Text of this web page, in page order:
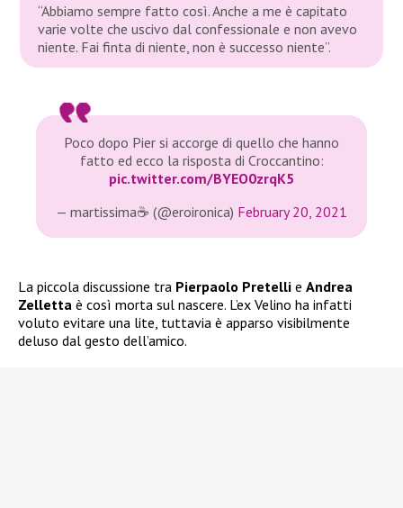
“Abbiamo sempre fatto così. Anche a me è capitato
varie volte che uscivo dal confessionale e non avevo
niente. Fai finta di niente, non è successo niente”.
Poco dopo Pier si accorge di quello che hanno
fatto ed ecco la risposta di Croccantino:
pic.twitter.com/BYEO0zrqK5
— martissima☕️ (@eroironica) February 20, 2021
La piccola discussione tra Pierpaolo Pretelli e Andrea
Zelletta è così morta sul nascere. L’ex Velino ha infatti
voluto evitare una lite, tuttavia è apparso visibilmente
deluso dal gesto dell’amico.